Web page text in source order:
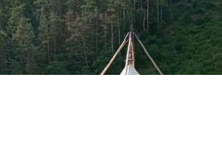
nebo ať se u něj hlásí kdykoliv osobně v
pátek večer!